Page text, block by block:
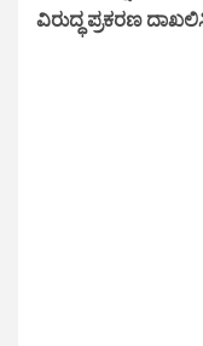
ವಿರುದ್ಧ ಪ್ರಕರಣ